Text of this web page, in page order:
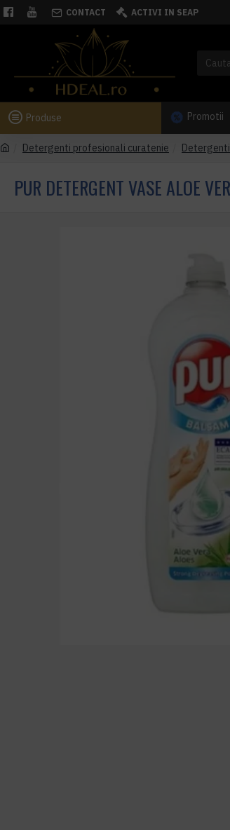
CONTACT ACTIVI IN SEAP
Produse Promotii
Detergenti profesionali curatenie
PUR DETERGENT VASE ALOE